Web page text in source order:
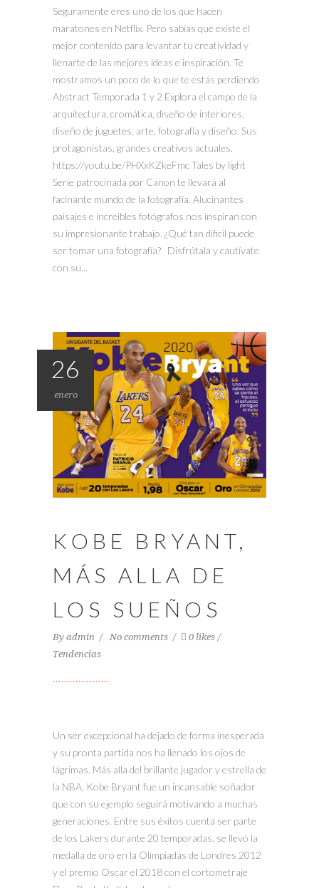
Seguramente eres uno de los que hacen
maratones en Netflix. Pero sabías que existe el
mejor contenido para levantar tu creatividad y
llenarte de las mejores ideas e inspiración. Te
mostramos un poco de lo que te estás perdiendo
Abstract Temporada 1 y 2 Explora el campo de la
arquitectura, cromática, diseño de interiores,
diseño de juguetes, arte, fotografía y diseño. Sus
protagonistas, grandes creativos actuales.
https://youtu.be/PHXxKZkeFmc Tales by light
Serie patrocinada por Canon te llevará al
facinante mundo de la fotografía. Alucinantes
paisajes e increibles fotógrafos nos inspiran con
su impresionante trabajo. ¿Qué tan dificil puede
ser tomar una fotografía? Disfrútala y cautívate
con su...
26
enero
KOBE BRYANT,
MÁS ALLA DE
LOS SUEÑOS
By admin No comments
0 likes
Tendencias
Un ser excepcional ha dejado de forma inesperada
y su pronta partida nos ha llenado los ojos de
lágrimas. Más alla del brillante jugador y estrella de
la NBA, Kobe Bryant fue un incansable soñador
que con su ejemplo seguirá motivando a muchas
generaciones. Entre sus éxitos cuenta ser parte
de los Lakers durante 20 temporadas, se llevó la
medalla de oro en la Olimpiadas de Londres 2012
y el premio Oscar el 2018 con el cortometraje